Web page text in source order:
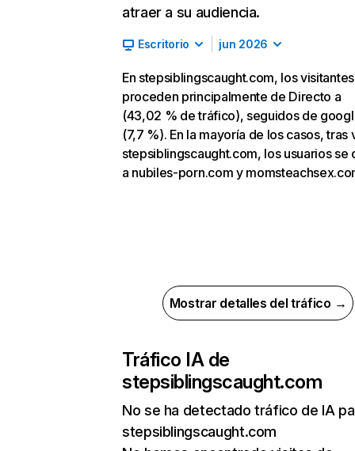
atraer a su audiencia.
Escritorio jun 2026
En stepsiblingscaught.com, los visitantes
proceden principalmente de Directo a
(43,02 % de tráfico), seguidos de
(7,7 %). En la mayoría de los casos, tras
stepsiblingscaught.com, los usuarios se
a nubiles-porn.com y
Mostrar detalles del tráfico →
Tráfico IA de
stepsiblingscaught.com
No se ha detectado tráfico de IA
stepsiblingscaught.com